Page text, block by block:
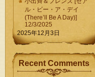
ル・ビー・ア・デイ
(There’ll Be A Day)]
12/3/2025
2025年12月3日
Recent Comments